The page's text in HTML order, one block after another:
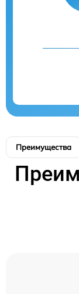
Преимущества